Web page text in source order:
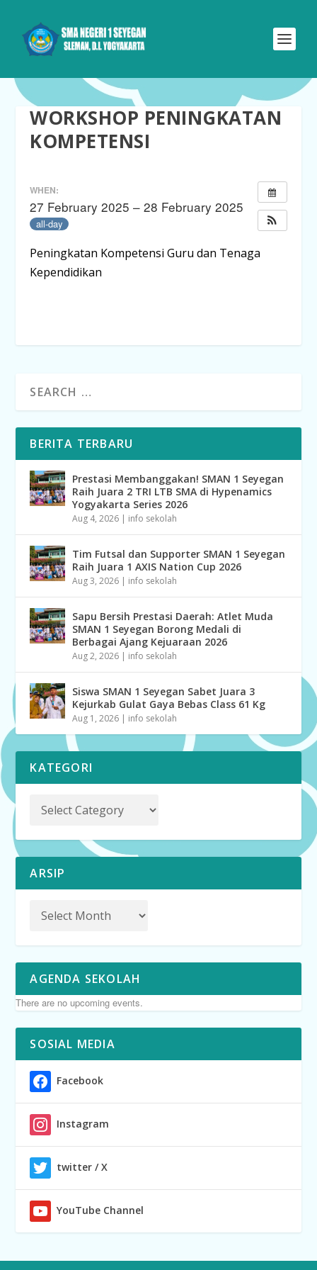
WORKSHOP PENINGKATAN
KOMPETENSI
WHEN:
27 February 2025 – 28 February 2025
all-day
Peningkatan Kompetensi Guru dan Tenaga
Kependidikan
BERITA TERBARU
Prestasi Membanggakan! SMAN 1 Seyegan
Raih Juara 2 TRI LTB SMA di Hypenamics
Yogyakarta Series 2026
Aug 4, 2026 | info sekolah
Tim Futsal dan Supporter SMAN 1 Seyegan
Raih Juara 1 AXIS Nation Cup 2026
Aug 3, 2026 | info sekolah
Sapu Bersih Prestasi Daerah: Atlet Muda
SMAN 1 Seyegan Borong Medali di
Berbagai Ajang Kejuaraan 2026
Aug 2, 2026 | info sekolah
Siswa SMAN 1 Seyegan Sabet Juara 3
Kejurkab Gulat Gaya Bebas Class 61 Kg
Aug 1, 2026 | info sekolah
KATEGORI
ARSIP
AGENDA SEKOLAH
There are no upcoming events.
SOSIAL MEDIA
Facebook
Instagram
twitter / X
YouTube Channel